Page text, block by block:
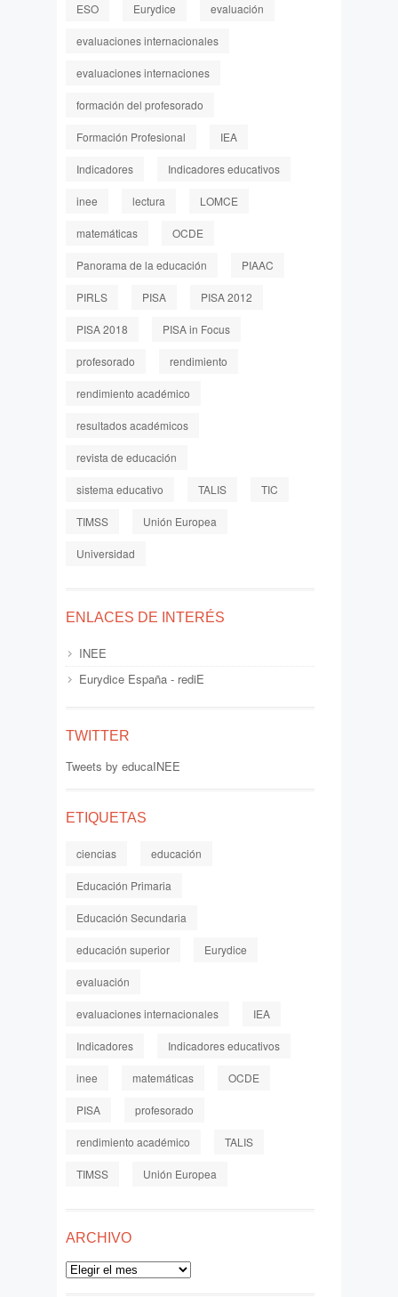
ESO Eurydice evaluación
evaluaciones internacionales
evaluaciones internaciones
formación del profesorado
Formación Profesional IEA
Indicadores Indicadores educativos
inee lectura LOMCE
matemáticas OCDE
Panorama de la educación PIAAC
PIRLS PISA PISA 2012
PISA 2018 PISA in Focus
profesorado rendimiento
rendimiento académico
resultados académicos
revista de educación
sistema educativo TALIS TIC
TIMSS Unión Europea
Universidad
ENLACES DE INTERÉS
INEE
Eurydice España - rediE
TWITTER
Tweets by educaINEE
ETIQUETAS
ciencias educación
Educación Primaria
Educación Secundaria
educación superior Eurydice
evaluación
evaluaciones internacionales IEA
Indicadores Indicadores educativos
inee matemáticas OCDE
PISA profesorado
rendimiento académico TALIS
TIMSS Unión Europea
ARCHIVO
Archivo